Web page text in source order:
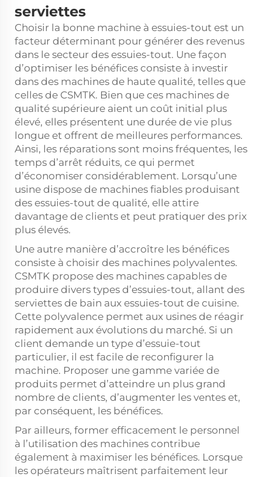
serviettes
Choisir la bonne machine à essuies-tout est un
facteur déterminant pour générer des revenus
dans le secteur des essuies-tout. Une façon
d’optimiser les bénéfices consiste à investir
dans des machines de haute qualité, telles que
celles de CSMTK. Bien que ces machines de
qualité supérieure aient un coût initial plus
élevé, elles présentent une durée de vie plus
longue et offrent de meilleures performances.
Ainsi, les réparations sont moins fréquentes, les
temps d’arrêt réduits, ce qui permet
d’économiser considérablement. Lorsqu’une
usine dispose de machines fiables produisant
des essuies-tout de qualité, elle attire
davantage de clients et peut pratiquer des prix
plus élevés.
Une autre manière d’accroître les bénéfices
consiste à choisir des machines polyvalentes.
CSMTK propose des machines capables de
produire divers types d’essuies-tout, allant des
serviettes de bain aux essuies-tout de cuisine.
Cette polyvalence permet aux usines de réagir
rapidement aux évolutions du marché. Si un
client demande un type d’essuie-tout
particulier, il est facile de reconfigurer la
machine. Proposer une gamme variée de
produits permet d’atteindre un plus grand
nombre de clients, d’augmenter les ventes et,
par conséquent, les bénéfices.
Par ailleurs, former efficacement le personnel
à l’utilisation des machines contribue
également à maximiser les bénéfices. Lorsque
les opérateurs maîtrisent parfaitement leur